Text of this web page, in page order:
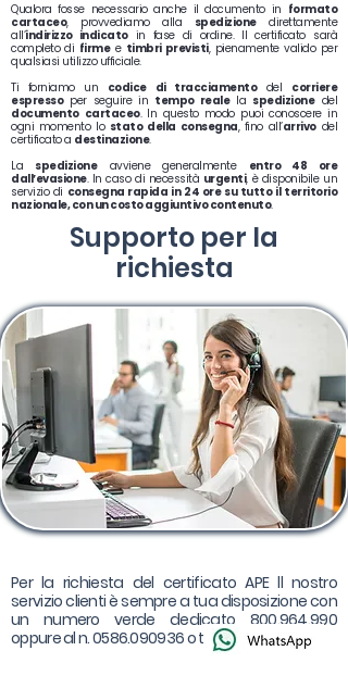
Qualora fosse necessario anche il documento in formato
cartaceo, provvediamo alla spedizionedirettamente
all’indirizzo indicatoin fase di ordine. Il certificato sarà
completo di firmee timbri previsti, pienamente valido per
qualsiasi utilizzo ufficiale.
Ti forniamo un codice di tracciamentodel corriere
espressoper seguire in tempo realela spedizionedel
documento cartaceo. In questo modo puoi conoscere in
ogni momento lo stato della consegna, fino all’arrivodel
certificato a destinazione.
La spedizioneavviene generalmente entro 48 ore
dall’evasione. In caso di necessità urgenti, è disponibile un
servizio di consegna rapida in 24 ore su tutto il territorio
nazionale, con un costo aggiuntivo contenuto.
Supporto per la
richiesta
Per la richiesta del certificato APE ll nostro
servizio clienti è sempre a tua disposizione con
un numero verde dedicato 800.964.990
oppure al n.0586.090936o tramite